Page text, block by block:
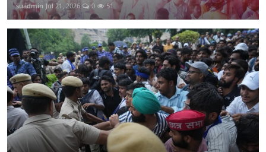
suadmin Jul 21, 2026 0 51